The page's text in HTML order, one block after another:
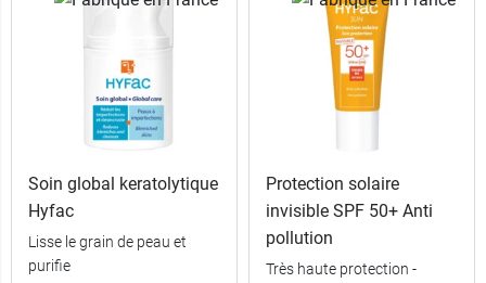
Soin global keratolytique
Hyfac
Lisse le grain de peau et
purifie
Protection solaire
invisible SPF 50+ Anti
pollution
Très haute protection -